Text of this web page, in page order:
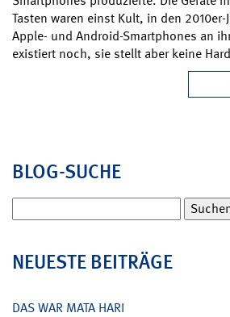
Tasten waren einst Kult, in den 2010er-
Apple- und Android-Smartphones an
existiert noch, sie stellt aber keine
BLOG-SUCHE
nach:
NEUESTE BEITRÄGE
DAS WAR MATA HARI